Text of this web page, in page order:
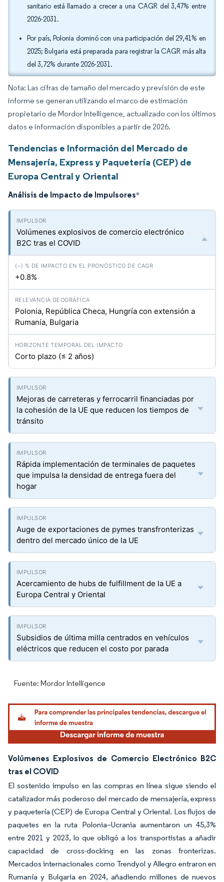
sanitario está llamado a crecer a una CAGR del 3,47% entre
2026-2031.
Por país, Polonia dominó con una participación del 29,41% en
2025; Bulgaria está preparada para registrar la CAGR más alta
del 3,72% durante 2026-2031.
Nota: Las cifras de tamaño del mercado y previsión de este
informe se generan utilizando el marco de estimación
propietario de Mordor Intelligence, actualizado con los últimos
datos e información disponibles a partir de 2026.
Tendencias e Información del Mercado de
Mensajería, Express y Paquetería (CEP) de
Europa Central y Oriental
Análisis de Impacto de Impulsores*
Volúmenes explosivos de comercio electrónico
B2C tras el COVID
+0.8%
Polonia, República Checa, Hungría con extensión a
Rumanía, Bulgaria
Corto plazo (≤ 2 años)
Mejoras de carreteras y ferrocarril financiadas por
la cohesión de la UE que reducen los tiempos de
tránsito
Rápida implementación de terminales de paquetes
que impulsa la densidad de entrega fuera del
hogar
Auge de exportaciones de pymes transfronterizas
dentro del mercado único de la UE
Acercamiento de hubs de fulfillment de la UE a
Europa Central y Oriental
Subsidios de última milla centrados en vehículos
eléctricos que reducen el costo por parada
Fuente: Mordor Intelligence
Volúmenes Explosivos de Comercio Electrónico B2C
tras el COVID
El sostenido impulso en las compras en línea sigue siendo el
catalizador más poderoso del mercado de mensajería, express
y paquetería (CEP) de Europa Central y Oriental. Los flujos de
paquetes en la ruta Polonia–Ucrania aumentaron un 45,3%
entre 2021 y 2023, lo que obligó a los transportistas a añadir
capacidad de cross-docking en las zonas fronterizas.
Mercados internacionales como Trendyol y Allegro entraron en
Rumanía y Bulgaria en 2024, añadiendo millones de nuevos